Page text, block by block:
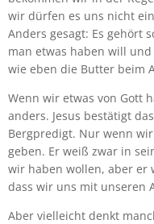
wir dürfen es uns nicht
Anders gesagt: Es gehört
man etwas haben will
wie eben die Butter beim
Wenn wir etwas von Gott
anders. Jesus bestätigt
Bergpredigt. Nur wenn
geben. Er weiß zwar in
wir haben wollen, aber er
dass wir uns mit unseren
Aber vielleicht denkt